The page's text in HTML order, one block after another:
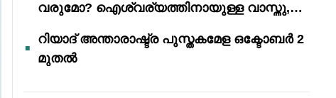
വരുമോ? ഐശ്വര്യത്തിനായുള്ള വാസ്തു,
റിയാദ് അന്താരാഷ്ട്ര പുസ്തകമേള ഒക്ടോബർ 2
മുതൽ